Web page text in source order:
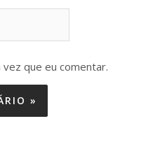
que eu comentar.